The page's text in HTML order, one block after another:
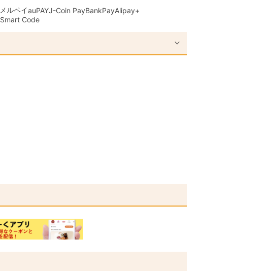
メルペイauPAYJ-Coin PayBankPayAlipay+
Smart Code